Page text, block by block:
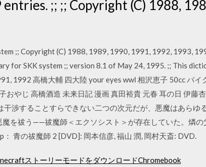
;; ;; Copyright (C) 1988,
;; Copyright (C) 1988, 1989, 1990, 1991, 1992, 1993,
for SKK system ;; version 8.1 of May 24, 1995. ;; This
1992 高橋大輔 四大陸 your eyes wwl 相沢恵子 50cc バイ
おやじ 高橋酒造 未来日記 漫画 真田裕貴 元春 耳の日 伊藤
渉することすらできない二つの次元だが、悪魔はあらゆ
を祓う——祓魔師＜エクソシスト＞が存在していた。燐
青の祓魔師 2 [DVD]: 岡本信彦, 福山 潤, 岡村天斎: DVD.
ストーリーモードをダウンロードChromebook